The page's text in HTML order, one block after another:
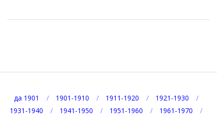
да 1901 1901-1910 1911-1920
1921-1930
1931-1940
1941-1950 1951-1960
1961-1970